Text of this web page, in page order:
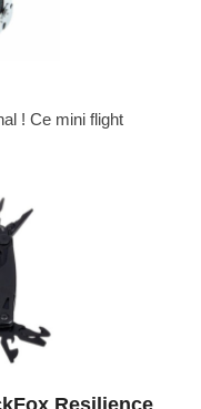
! Ce mini flight